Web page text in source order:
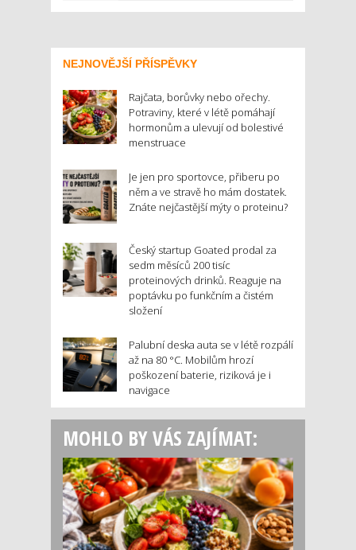
NEJNOVĚJŠÍ PŘÍSPĚVKY
Rajčata, borůvky nebo ořechy.
Potraviny, které v létě pomáhají
hormonům a ulevují od bolestivé
menstruace
Je jen pro sportovce, přiberu po
něm a ve stravě ho mám dostatek.
Znáte nejčastější mýty o proteinu?
Český startup Goated prodal za
sedm měsíců 200 tisíc
proteinových drinků. Reaguje na
poptávku po funkčním a čistém
složení
Palubní deska auta se v létě rozpálí
až na 80 °C. Mobilům hrozí
poškození baterie, riziková je i
navigace
MOHLO BY VÁS ZAJÍMAT: